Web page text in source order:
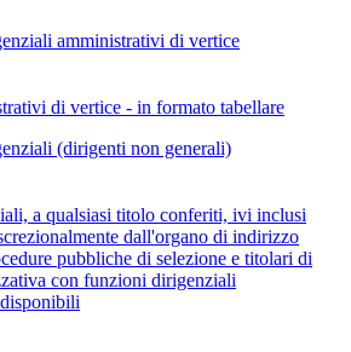
amministrativi di vertice
di vertice - in formato tabellare
(dirigenti non generali)
a qualsiasi titolo conferiti, ivi inclusi
dall'organo di indirizzo
pubbliche di selezione e titolari di
con funzioni dirigenziali